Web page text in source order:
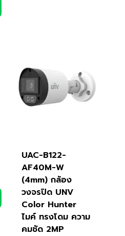
UAC-B122-
AF40M-W
(4mm) กล้อง
วงจรปิด UNV
Color Hunter
ไมค์ ทรงโดม ความ
คมชัด 2MP